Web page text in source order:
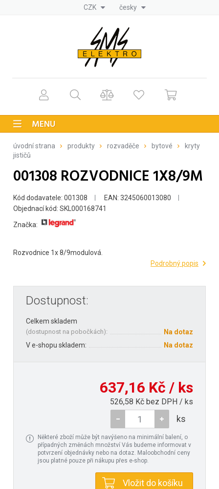
CZK česky
MENU
úvodní strana produkty rozvaděče bytové
kryty
jističů
001308 ROZVODNICE 1X8/9M
Kód dodavatele: 001308
EAN: 3245060013080
Objednací kód: SKL000168741
Značka:
Rozvodnice 1x 8/9modulová.
Podrobný popis
Dostupnost:
Celkem skladem
(dostupnost na pobočkách):
Na dotaz
V e-shopu skladem:
Na dotaz
637,16 Kč / ks
526,58 Kč bez DPH / ks
ks
Některé zboží může být navýšeno na minimální balení, o
případných změnách množství Vás budeme informovat v
potvrzení objednávky nebo na dotaz. Maloobchodní ceny
jsou platné pouze při nákupu přes e-shop.
Vložit do košíku